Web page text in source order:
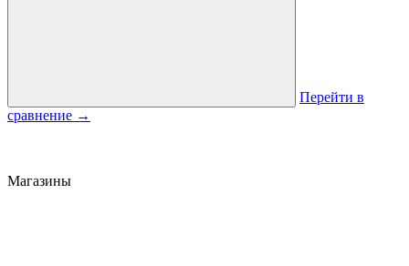
Перейти в
сравнение →
Магазины